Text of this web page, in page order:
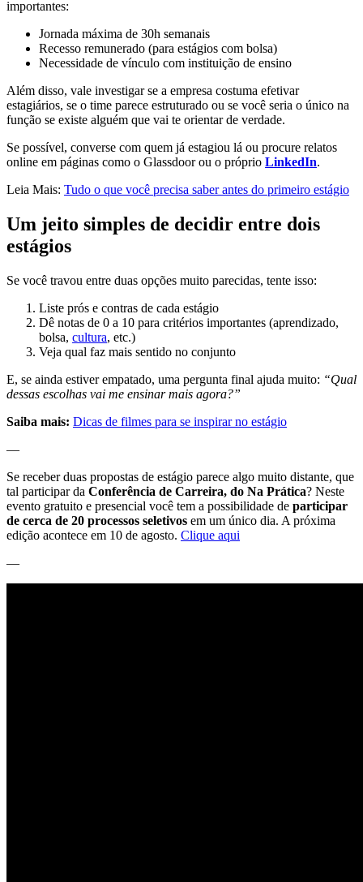
importantes:
Jornada máxima de 30h semanais
Recesso remunerado (para estágios com bolsa)
Necessidade de vínculo com instituição de ensino
Além disso, vale investigar se a empresa costuma efetivar
estagiários, se o time parece estruturado ou se você seria o único na
função se existe alguém que vai te orientar de verdade.
Se possível, converse com quem já estagiou lá ou procure relatos
online em páginas como o Glassdoor ou o próprio LinkedIn.
Leia Mais: Tudo o que você precisa saber antes do primeiro estágio
Um jeito simples de decidir entre dois
estágios
Se você travou entre duas opções muito parecidas, tente isso:
Liste prós e contras de cada estágio
Dê notas de 0 a 10 para critérios importantes (aprendizado,
bolsa, cultura, etc.)
Veja qual faz mais sentido no conjunto
E, se ainda estiver empatado, uma pergunta final ajuda muito: “Qual
dessas escolhas vai me ensinar mais agora?”
Saiba mais: Dicas de filmes para se inspirar no estágio
—
Se receber duas propostas de estágio parece algo muito distante, que
tal participar da Conferência de Carreira, do Na Prática? Neste
evento gratuito e presencial você tem a possibilidade de participar
de cerca de 20 processos seletivos em um único dia. A próxima
edição acontece em 10 de agosto. Clique aqui
—